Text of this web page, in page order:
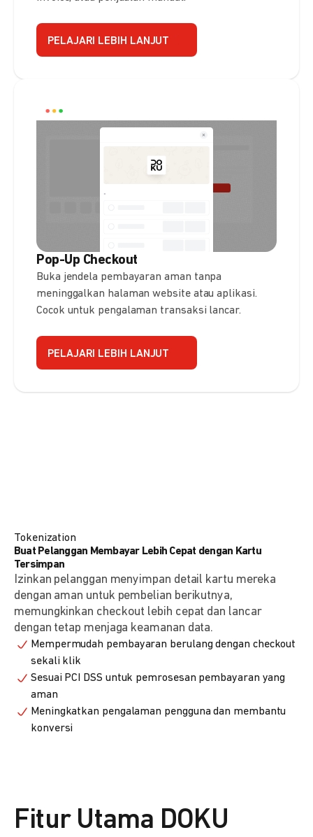
PELAJARI LEBIH LANJUT
Pop-Up Checkout
Buka jendela pembayaran aman tanpa
meninggalkan halaman website atau aplikasi.
Cocok untuk pengalaman transaksi lancar.
PELAJARI LEBIH LANJUT
Tokenization
Buat Pelanggan Membayar Lebih Cepat dengan Kartu
Tersimpan
Izinkan pelanggan menyimpan detail kartu mereka
dengan aman untuk pembelian berikutnya,
memungkinkan checkout lebih cepat dan lancar
dengan tetap menjaga keamanan data.
Mempermudah pembayaran berulang dengan checkout
sekali klik
Sesuai PCI DSS untuk pemrosesan pembayaran yang
aman
Meningkatkan pengalaman pengguna dan membantu
konversi
Fitur Utama DOKU